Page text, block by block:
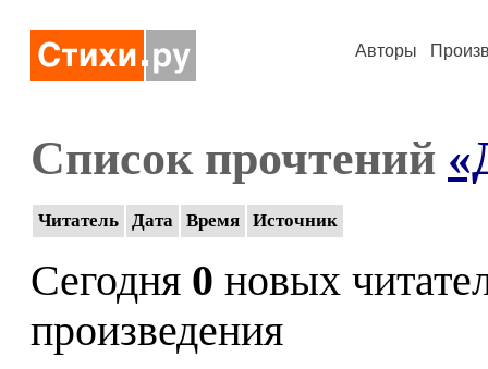
Авторы
Список прочтений
Читатель Дата Время Источник
Сегодня 0 новых
произведения